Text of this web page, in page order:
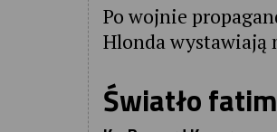
Po wojnie
Hlonda wystawiają
Światło